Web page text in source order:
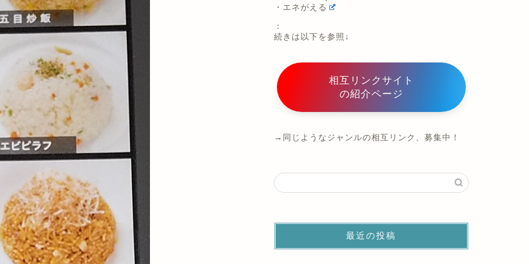
・エネがえる
：
続きは以下を参照↓
相互リンクサイト
の紹介ページ
→同じようなジャンルの相互リンク、募集中！
最近の投稿